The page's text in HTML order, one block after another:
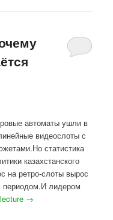
автоматы ушли в
видеослоты с
статистика
казахстанского
на ретро-слоты вырос
лидером
→